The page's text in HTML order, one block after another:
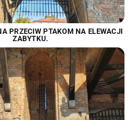
PRZECIW PTAKOM NA ELEWACJI
ZABYTKU.